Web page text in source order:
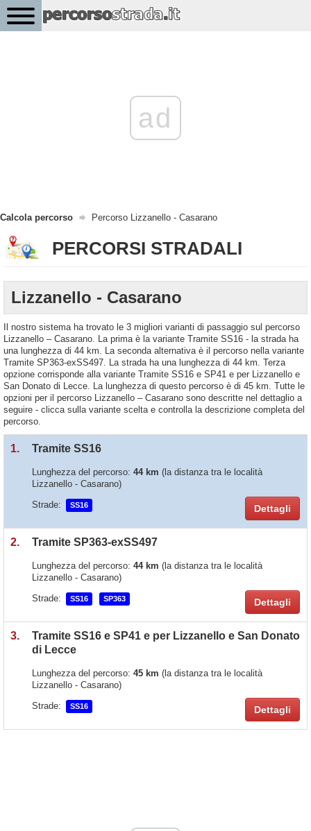
ad
Calcola percorso Percorso Lizzanello - Casarano
PERCORSI STRADALI
Lizzanello - Casarano
Il nostro sistema ha trovato le 3 migliori varianti di passaggio sul percorso
Lizzanello – Casarano. La prima è la variante Tramite SS16 - la strada ha
una lunghezza di 44 km. La seconda alternativa è il percorso nella variante
Tramite SP363-exSS497. La strada ha una lunghezza di 44 km. Terza
opzione corrisponde alla variante Tramite SS16 e SP41 e per Lizzanello e
San Donato di Lecce. La lunghezza di questo percorso è di 45 km. Tutte le
opzioni per il percorso Lizzanello – Casarano sono descritte nel dettaglio a
seguire - clicca sulla variante scelta e controlla la descrizione completa del
percorso.
1. Tramite SS16
Lunghezza del percorso: 44 km (la distanza tra le località
Lizzanello - Casarano)
Strade:
SS16 Dettagli
2. Tramite SP363-exSS497
Lunghezza del percorso: 44 km (la distanza tra le località
Lizzanello - Casarano)
Strade:
SS16 SP363 Dettagli
3.
Tramite SS16 e SP41 e per Lizzanello e San Donato
di Lecce
Lunghezza del percorso: 45 km (la distanza tra le località
Lizzanello - Casarano)
Strade:
SS16 Dettagli